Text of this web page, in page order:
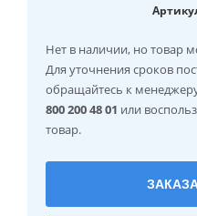
Нет в наличии, но товар
Для уточнения сроков
обращайтесь к
800 200 48 01 или
товар.